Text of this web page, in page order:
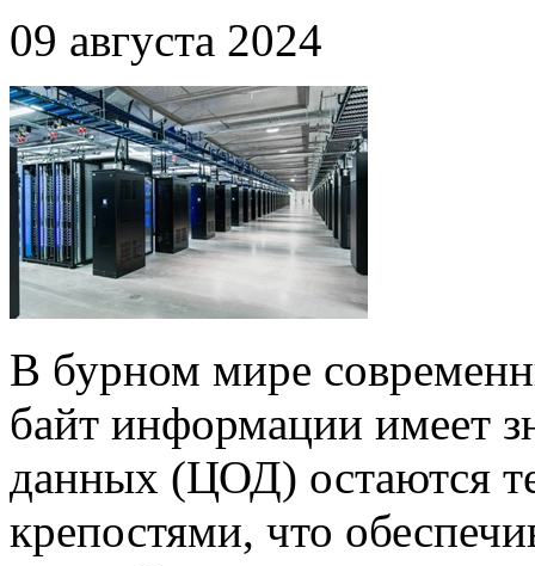
09 августа 2024
В бурном мире
байт информации имеет
данных (ЦОД) остаются
крепостями, что